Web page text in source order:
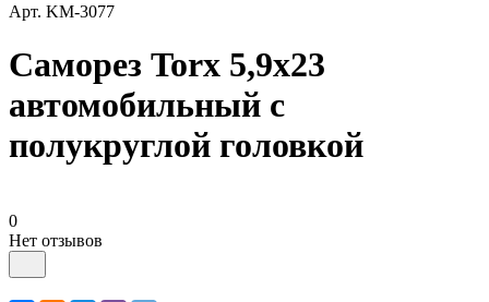
Арт. KM-3077
Саморез Torx 5,9x23
автомобильный с
полукруглой головкой
0
Нет отзывов